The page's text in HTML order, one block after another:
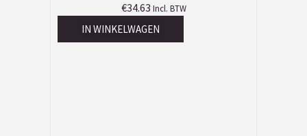
€34.63 Incl. BTW
IN WINKELWAGEN